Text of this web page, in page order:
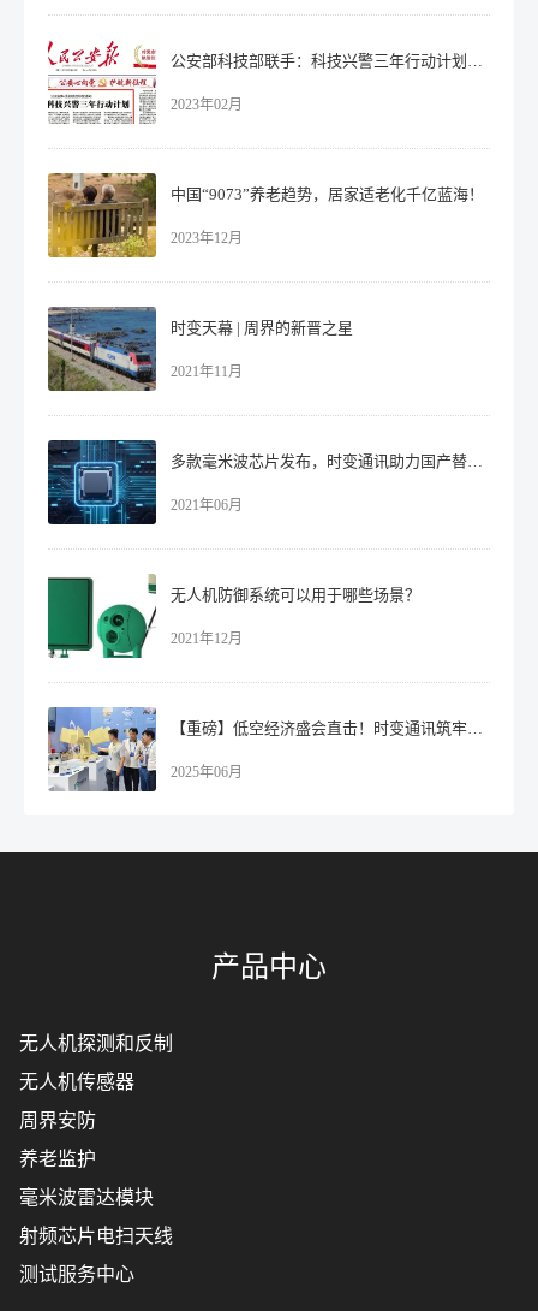
2023年02月
中国“9073”养老趋势，居家适老化千亿蓝海！
2023年12月
时变天幕 | 周界的新晋之星
2021年11月
2021年06月
无人机防御系统可以用于哪些场景？
2021年12月
2025年06月
产品中心
无人机探测和反制
无人机传感器
周界安防
养老监护
毫米波雷达模块
射频芯片电扫天线
测试服务中心